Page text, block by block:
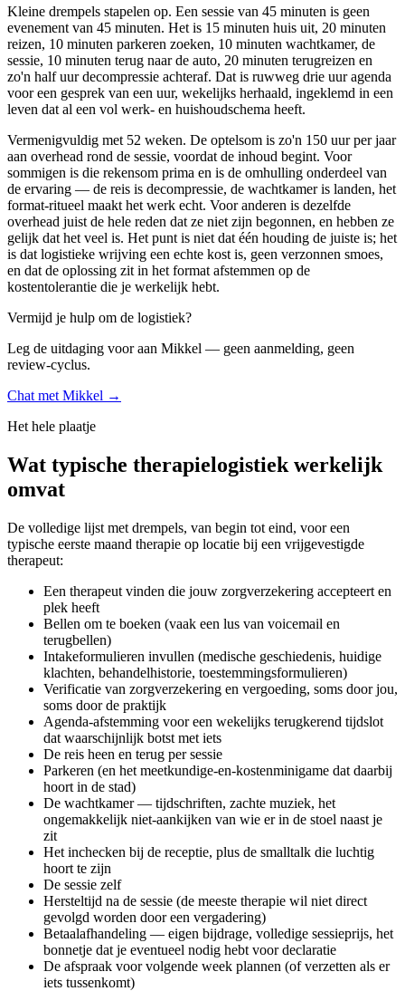
Kleine drempels stapelen op. Een sessie van 45 minuten is geen
evenement van 45 minuten. Het is 15 minuten huis uit, 20 minuten
reizen, 10 minuten parkeren zoeken, 10 minuten wachtkamer, de
sessie, 10 minuten terug naar de auto, 20 minuten terugreizen en
zo'n half uur decompressie achteraf. Dat is ruwweg drie uur agenda
voor een gesprek van een uur, wekelijks herhaald, ingeklemd in een
leven dat al een vol werk- en huishoudschema heeft.
Vermenigvuldig met 52 weken. De optelsom is zo'n 150 uur per jaar
aan overhead rond de sessie, voordat de inhoud begint. Voor
sommigen is die rekensom prima en is de omhulling onderdeel van
de ervaring — de reis is decompressie, de wachtkamer is landen, het
format-ritueel maakt het werk echt. Voor anderen is dezelfde
overhead juist de hele reden dat ze niet zijn begonnen, en hebben ze
gelijk dat het veel is. Het punt is niet dat één houding de juiste is; het
is dat logistieke wrijving een echte kost is, geen verzonnen smoes,
en dat de oplossing zit in het format afstemmen op de
kostentolerantie die je werkelijk hebt.
Vermijd je hulp om de logistiek?
Leg de uitdaging voor aan Mikkel — geen aanmelding, geen
review-cyclus.
Chat met Mikkel →
Het hele plaatje
Wat typische therapielogistiek werkelijk
omvat
De volledige lijst met drempels, van begin tot eind, voor een
typische eerste maand therapie op locatie bij een vrijgevestigde
therapeut:
Een therapeut vinden die jouw zorgverzekering accepteert en
plek heeft
Bellen om te boeken (vaak een lus van voicemail en
terugbellen)
Intakeformulieren invullen (medische geschiedenis, huidige
klachten, behandelhistorie, toestemmingsformulieren)
Verificatie van zorgverzekering en vergoeding, soms door jou,
soms door de praktijk
Agenda-afstemming voor een wekelijks terugkerend tijdslot
dat waarschijnlijk botst met iets
De reis heen en terug per sessie
Parkeren (en het meetkundige-en-kostenminigame dat daarbij
hoort in de stad)
De wachtkamer — tijdschriften, zachte muziek, het
ongemakkelijk niet-aankijken van wie er in de stoel naast je
zit
Het inchecken bij de receptie, plus de smalltalk die luchtig
hoort te zijn
De sessie zelf
Hersteltijd na de sessie (de meeste therapie wil niet direct
gevolgd worden door een vergadering)
Betaalafhandeling — eigen bijdrage, volledige sessieprijs, het
bonnetje dat je eventueel nodig hebt voor declaratie
De afspraak voor volgende week plannen (of verzetten als er
iets tussenkomt)